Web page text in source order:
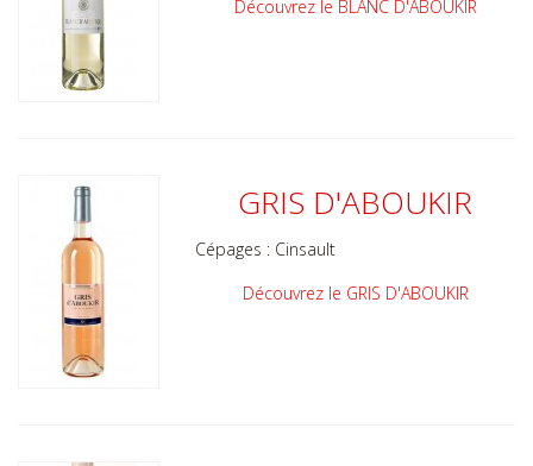
Découvrez le BLANC D'ABOUKIR
GRIS D'ABOUKIR
Cépages : Cinsault
Découvrez le GRIS D'ABOUKIR